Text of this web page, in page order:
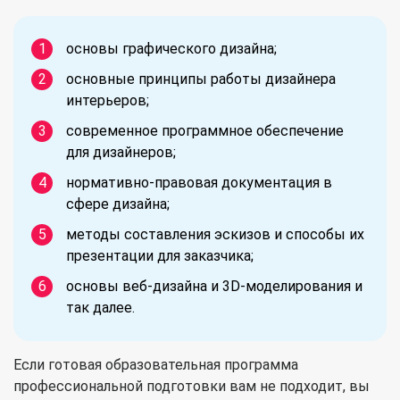
основы графического дизайна;
основные принципы работы дизайнера
интерьеров;
современное программное обеспечение
для дизайнеров;
нормативно-правовая документация в
сфере дизайна;
методы составления эскизов и способы их
презентации для заказчика;
основы веб-дизайна и 3D-моделирования и
так далее.
Если готовая образовательная программа
профессиональной подготовки вам не подходит, вы